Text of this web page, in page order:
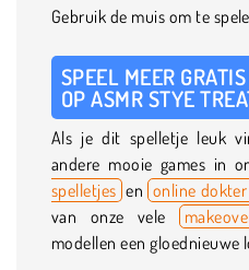
Gebruik de muis om te
SPEEL MEER
OP ASMR STYE
Als je dit spelletje leuk
andere mooie games in
spelletjes en online
van onze vele
modellen een gloednieuwe